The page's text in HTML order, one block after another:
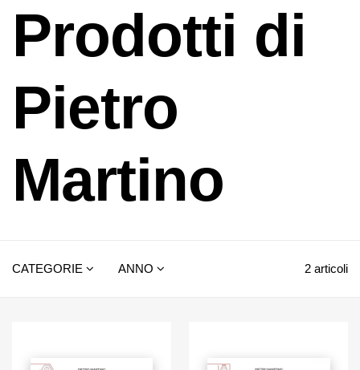
Prodotti di
Pietro
Martino
CATEGORIE ANNO 2 articoli